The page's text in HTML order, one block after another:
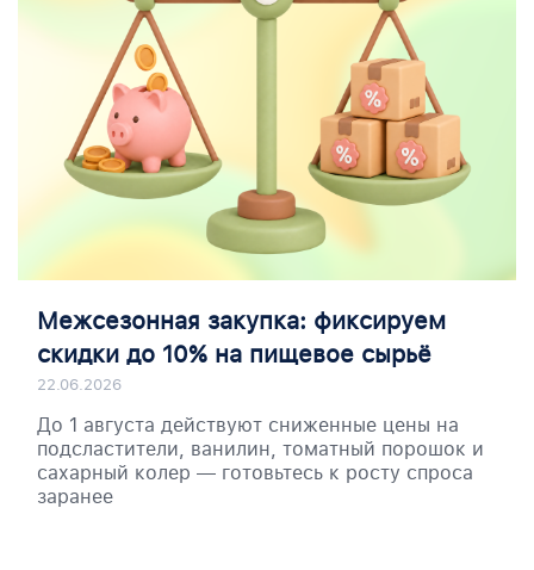
Межсезонная закупка: фиксируем
скидки до 10% на пищевое сырьё
22.06.2026
До 1 августа действуют сниженные цены на
подсластители, ванилин, томатный порошок и
сахарный колер — готовьтесь к росту спроса
заранее